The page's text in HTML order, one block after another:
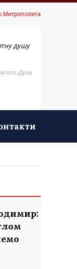
Митрополита
душу
Духа